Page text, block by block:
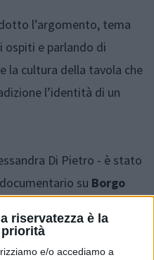
riservatezza è la
e/o accediamo a
l’argomento, tema
ospiti e parlando di
la cultura della tavola che
l’identità di un
Di Pietro - è stato
su Borgo
e racconti
direttore scientifico